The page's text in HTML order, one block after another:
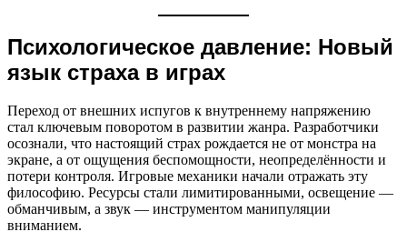
Психологическое давление: Новый
язык страха в играх
Переход от внешних испугов к внутреннему напряжению
стал ключевым поворотом в развитии жанра. Разработчики
осознали, что настоящий страх рождается не от монстра на
экране, а от ощущения беспомощности, неопределённости и
потери контроля. Игровые механики начали отражать эту
философию. Ресурсы стали лимитированными, освещение —
обманчивым, а звук — инструментом манипуляции
вниманием.